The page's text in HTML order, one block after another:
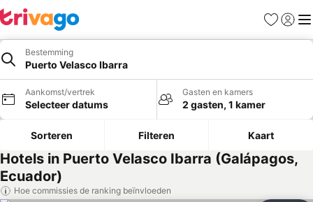
Favorieten
Bestemming
Puerto Velasco Ibarra
Aankomst/vertrek
Selecteer datums
Gasten en kamers
2 gasten, 1 kamer
Sorteren Filteren Kaart
Hotels in Puerto Velasco Ibarra (Galápagos,
Ecuador)
Hoe commissies de ranking beïnvloeden